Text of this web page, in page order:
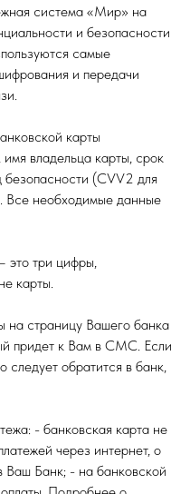
система «Мир» на
и безопасности
самые
и передачи
карты
владельца карты, срок
безопасности (CVV2 для
Все необходимые данные
это три цифры,
карты.
на страницу Вашего банка
придет к Вам в СМС. Если
обратится в банк,
- банковская карта не
через интернет, о
Ваш Банк; - на банковской